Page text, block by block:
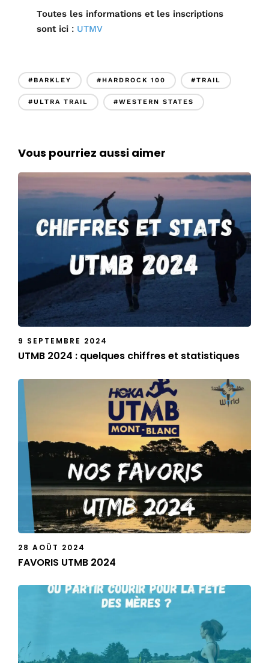
Toutes les informations et les inscriptions
sont ici : UTMV
#BARKLEY #HARDROCK 100 #TRAIL
#ULTRA TRAIL #WESTERN STATES
Vous pourriez aussi aimer
9 SEPTEMBRE 2024
UTMB 2024 : quelques chiffres et statistiques
28 AOÛT 2024
FAVORIS UTMB 2024